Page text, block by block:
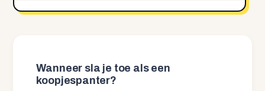
Wanneer sla je toe als een
koopjespanter?